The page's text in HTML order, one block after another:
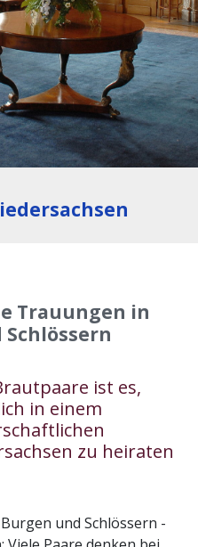
Trauungen in
ist es,
in einem
zu heiraten
und Schlössern -